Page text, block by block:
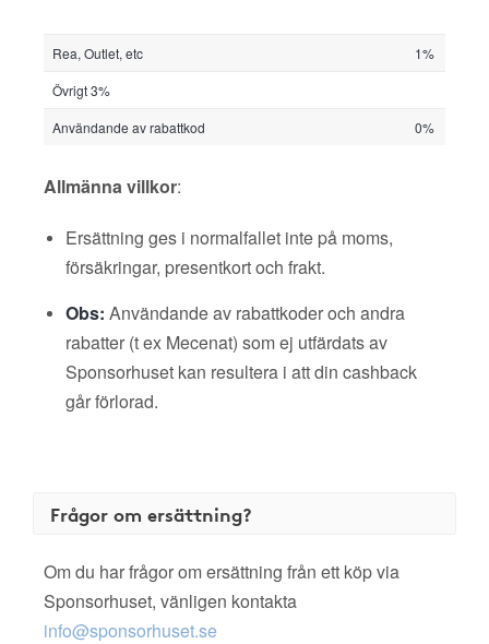
Rea, Outlet, etc
1%
Övrigt 3%
Användande av rabattkod
0%
Allmänna villkor:
Ersättning ges i normalfallet inte på moms,
försäkringar, presentkort och frakt.
Obs: Användande av rabattkoder och andra
rabatter (t ex Mecenat) som ej utfärdats av
Sponsorhuset kan resultera i att din cashback
går förlorad.
Frågor om ersättning?
Om du har frågor om ersättning från ett köp via
Sponsorhuset, vänligen kontakta
info@sponsorhuset.se